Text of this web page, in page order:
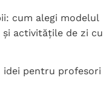
cum alegi modelul
activitățile de zi cu
idei pentru profesori